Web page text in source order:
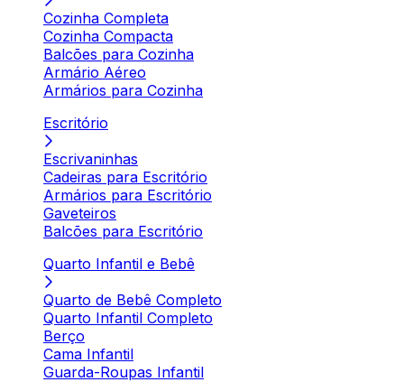
Cozinha Completa
Cozinha Compacta
Balcões para Cozinha
Armário Aéreo
Armários para Cozinha
Escritório
Escrivaninhas
Cadeiras para Escritório
Armários para Escritório
Gaveteiros
Balcões para Escritório
Quarto Infantil e Bebê
Quarto de Bebê Completo
Quarto Infantil Completo
Berço
Cama Infantil
Guarda-Roupas Infantil